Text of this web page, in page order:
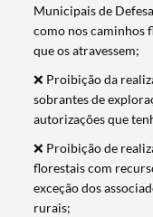
Municipais de
como nos caminhos
que os atravessem;
❌ Proibição da
sobrantes de
autorizações que
❌ Proibição de
florestais com
exceção dos
rurais;